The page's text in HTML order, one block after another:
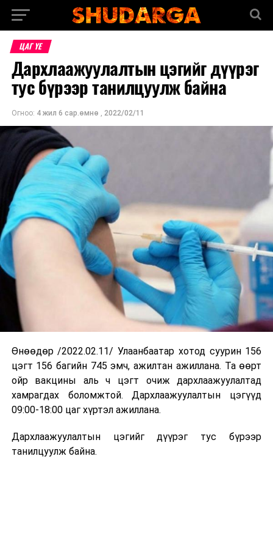
ЦАГ ҮЕ
Дархлаажуулалтын цэгийг дүүрэг
тус бүрээр танилцуулж байна
Огноо: 4 жил 6 сар.өмнө , 2022/02/11
Өнөөдөр /2022.02.11/ Улаанбаатар хотод суурин 156
цэгт 156 багийн 745 эмч, ажилтан ажиллана. Та өөрт
ойр вакцины аль ч цэгт очиж дархлаажуулалтад
хамрагдах боломжтой. Дархлаажуулалтын цэгүүд
09:00-18:00 цаг хүртэл ажиллана.
Дархлаажуулалтын цэгийг дүүрэг тус бүрээр
танилцуулж байна.